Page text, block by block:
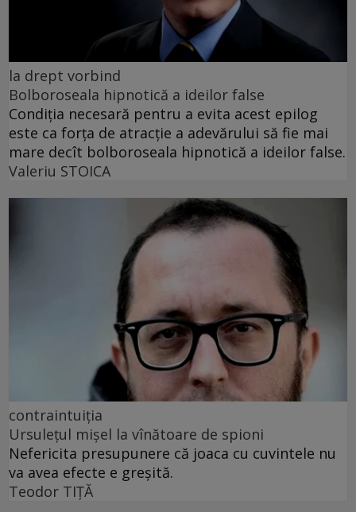
la drept vorbind
Bolboroseala hipnotică a ideilor false
Condiția necesară pentru a evita acest epilog
este ca forța de atracție a adevărului să fie mai
mare decît bolboroseala hipnotică a ideilor false.
Valeriu STOICA
contraintuiția
Ursulețul mișel la vînătoare de spioni
Nefericita presupunere că joaca cu cuvintele nu
va avea efecte e greșită.
Teodor TIŢĂ